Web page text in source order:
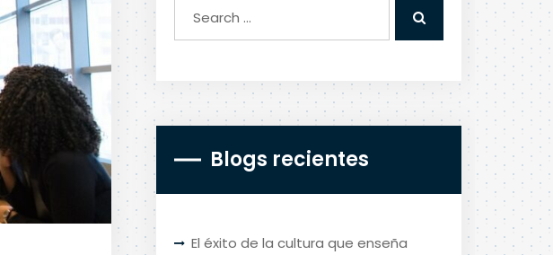
Blogs recientes
El éxito de la cultura que enseña